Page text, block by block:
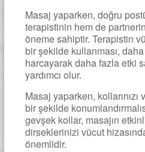
Masaj yaparken, doğru
terapistinin hem de
öneme sahiptir. Terapistin
bir şekilde kullanması,
harcayarak daha fazla etki
yardımcı olur.
Masaj yaparken,
bir şekilde
gevşek kollar, masajın
dirseklerinizi vücut
önemlidir.